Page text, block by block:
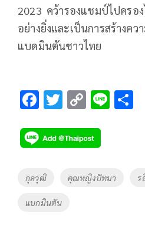
2023 คว้ารองแชมป์ไปครอง
อย่างยิ่งและเป็นการสร้างค
แบดมินตันชาวไทย
F
e
b
o
o
k
T
tt
er
C
p
y
Li
Li
Tags
กุลวุฒิ คุณหญิงปัทมา ร
แบกมินตัน